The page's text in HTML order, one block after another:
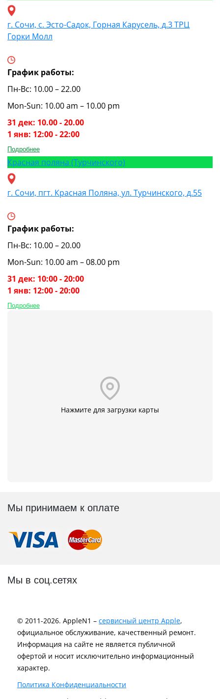
г. Сочи, с. Эсто-Садок, Горная Карусель, д.3 ТРЦ
Горки Молл
График работы:
Пн-Вс: 10.00 – 22.00
Mon-Sun: 10.00 am – 10.00 pm
31 дек: 10.00 - 20.00
1 янв: 12:00 - 22:00
Подробнее
Красная поляна (Турчинского)
г. Сочи, пгт. Красная Поляна, ул. Турчинского, д.55
График работы:
Пн-Вс: 10.00 – 20.00
Mon-Sun: 10.00 am – 08.00 pm
31 дек: 10:00 - 20:00
1 янв: 12:00 - 20:00
Подробнее
Нажмите для загрузки карты
Мы принимаем к оплате
Мы в соц.сетях
© 2011-2026. AppleN1 – сервисный центр Apple,
официальное обслуживание, качественный ремонт.
Информация на сайте не является публичной
офертой и носит исключительно информационный
характер.
Политика Конфиденциальности